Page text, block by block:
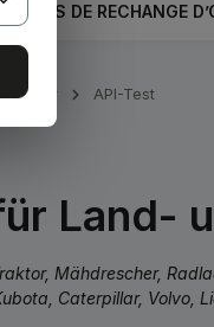
PIÈCES DE RECHANGE
moteur API-Test
Land-
Mähdrescher,
Caterpillar, Volvo,